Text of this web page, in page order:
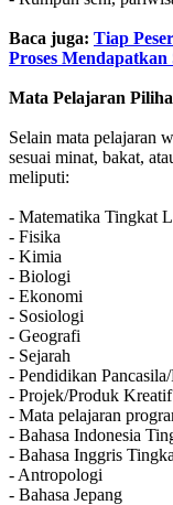
Baca juga: Tiap
Proses
Mata Pelajaran
Selain mata pelajaran
sesuai minat, bakat,
meliputi:
- Matematika Tingkat
- Fisika
- Kimia
- Biologi
- Ekonomi
- Sosiologi
- Geografi
- Sejarah
- Pendidikan
- Projek/Produk
- Mata pelajaran
- Bahasa Indonesia
- Bahasa Inggris
- Antropologi
- Bahasa Jepang